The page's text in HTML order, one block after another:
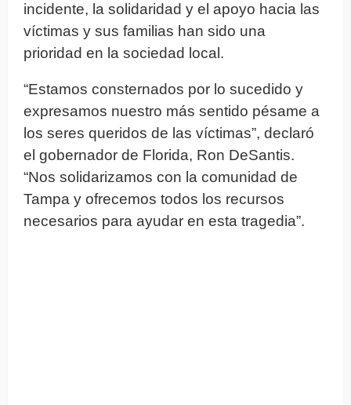
incidente, la solidaridad y el apoyo hacia las
víctimas y sus familias han sido una
prioridad en la sociedad local.
“Estamos consternados por lo sucedido y
expresamos nuestro más sentido pésame a
los seres queridos de las víctimas”, declaró
el gobernador de Florida, Ron DeSantis.
“Nos solidarizamos con la comunidad de
Tampa y ofrecemos todos los recursos
necesarios para ayudar en esta tragedia”.